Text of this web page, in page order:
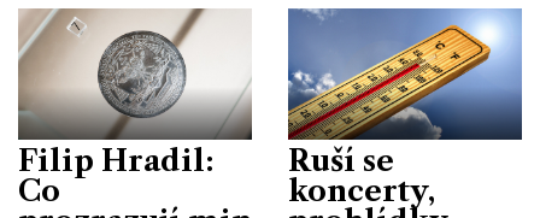
Filip Hradil:
Co
Ruší se
koncerty,